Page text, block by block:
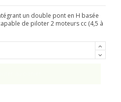
un double pont en H basée
de piloter 2 moteurs cc (4,5 à